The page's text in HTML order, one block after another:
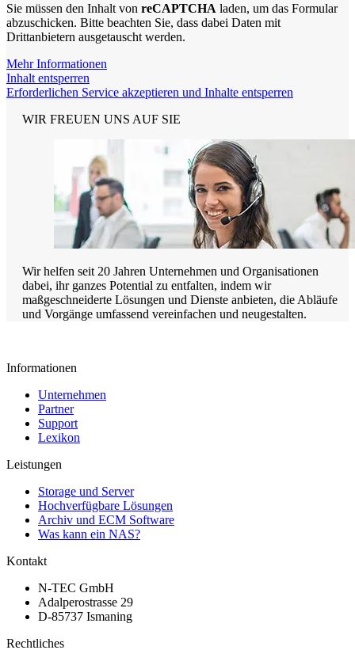
Sie müssen den Inhalt von reCAPTCHA laden, um das Formular
abzuschicken. Bitte beachten Sie, dass dabei Daten mit
Drittanbietern ausgetauscht werden.
Mehr Informationen
Inhalt entsperren
Erforderlichen Service akzeptieren und Inhalte entsperren
WIR FREUEN UNS AUF SIE
Wir helfen seit 20 Jahren Unternehmen und Organisationen
dabei, ihr ganzes Potential zu entfalten, indem wir
maßgeschneiderte Lösungen und Dienste anbieten, die Abläufe
und Vorgänge umfassend vereinfachen und neugestalten.
Informationen
Unternehmen
Partner
Support
Lexikon
Leistungen
Storage und Server
Hochverfügbare Lösungen
Archiv und ECM Software
Was kann ein NAS?
Kontakt
N-TEC GmbH
Adalperostrasse 29
D-85737 Ismaning
Rechtliches